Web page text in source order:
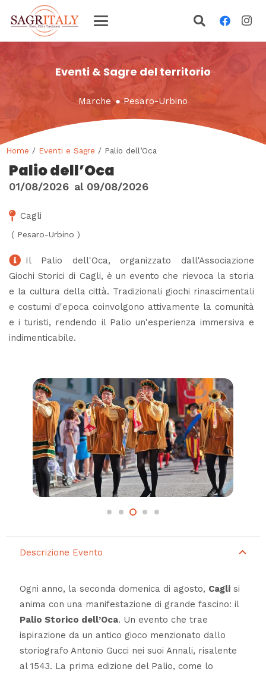
Eventi & Sagre del territorio
Marche ●Pesaro-Urbino
Home / Eventi e Sagre / Palio dell’Oca
Palio dell’Oca
01/08/2026 al 09/08/2026
Cagli
( Pesaro-Urbino )
Il Palio dell'Oca, organizzato dall'Associazione
Giochi Storici di Cagli, è un evento che rievoca la storia
e la cultura della città. Tradizionali giochi rinascimentali
e costumi d'epoca coinvolgono attivamente la comunità
e i turisti, rendendo il Palio un'esperienza immersiva e
indimenticabile.
Descrizione Evento
Ogni anno, la seconda domenica di agosto, Caglisi
anima con una manifestazione di grande fascino: il
Palio Storico dell’Oca. Un evento che trae
ispirazione da un antico gioco menzionato dallo
storiografo Antonio Gucci nei suoi Annali, risalente
al 1543. La prima edizione del Palio, come lo